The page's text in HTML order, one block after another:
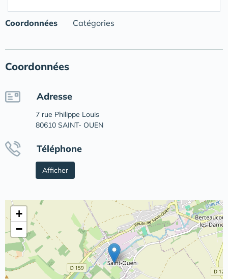
Coordonnées Catégories
Coordonnées
Adresse
7 rue Philippe Louis
80610 SAINT- OUEN
Téléphone
Afficher
+
−